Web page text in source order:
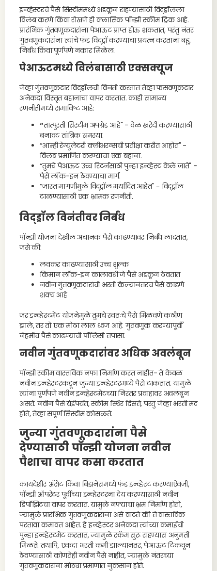
इन्व्हेस्टरचे पैसे सिस्टीममध्ये अडकून राहण्यासाठी विद्ड्रॉलला
विलंब करणे किंवा रोखणे ही क्लासिक पॉन्झी स्कीम ट्रिक आहे.
प्रारंभिक गुंतवणूकदारांना पेआऊट प्राप्त होऊ शकतात, परंतु नंतर
गुंतवणूकदारांना त्यांचे फंड विद्ड्रॉ करण्याचा प्रयत्न करताना बहू,
निर्बंध किंवा पूर्णपणे नकार मिळेल.
पेआऊटमध्ये विलंबासाठी एक्सक्यूज
जेव्हा गुंतवणूकदार विद्ड्रॉलची विनंती करतात तेव्हा फसवणूकदार
अनेकदा विस्तृत बहानाचा वापर करतात. काही सामान्य
रणनीतींमध्ये समाविष्ट आहे:
“तात्पुरती सिस्टीम अपग्रेड आहे" - वेळ खरेदी करण्यासाठी
बनावट तांत्रिक समस्या.
“आम्ही रेग्युलेटरी क्लीअरन्सची प्रतीक्षा करीत आहोत" -
विलंब प्रमाणित करण्याचा एक बहाना.
“तुमचे पेआऊट उच्च रिटर्नसाठी पुन्हा इन्व्हेस्ट केले जाते" -
पैसे लॉक-इन ठेवण्याचा मार्ग.
“जास्त मागणीमुळे विद्ड्रॉल मर्यादित आहेत" - विद्ड्रॉल
टाळण्यासाठी एक भ्रामक रणनीती.
विद्ड्रॉल विनंतीवर निर्बंध
पॉन्झी योजना देखील अचानक पैसे काढण्यावर निर्बंध लादतात,
जसे की:
लवकर काढण्यासाठी उच्च शुल्क
किमान लॉक-इन कालावधी जे पैसे अडकून ठेवतात
नवीन गुंतवणूकदारांची भरती केल्यानंतरच पैसे काढणे
शक्य आहे
जर इन्व्हेस्टमेंट योजनेमुळे तुमचे स्वतःचे पैसे मिळवणे कठीण
झाले, तर तो एक मोठा लाल ध्वज आहे. गुंतवणूक करण्यापूर्वी
नेहमीच पैसे काढण्याची पॉलिसी तपासा.
नवीन गुंतवणूकदारांवर अधिक अवलंबून
पॉन्झी स्कीम वास्तविक नफा निर्माण करत नाहीत- ते केवळ
नवीन इन्व्हेस्टरकडून जुन्या इन्व्हेस्टरमध्ये पैसे टाकतात. यामुळे
त्यांना पूर्णपणे नवीन इन्व्हेस्टमेंटच्या निरंतर प्रवाहावर अवलंबून
असते. नवीन पैसे येईपर्यंत, स्कीम स्थिर दिसते, परंतु जेव्हा भरती मंद
होते, तेव्हा संपूर्ण सिस्टीम कोसळते.
जुन्या गुंतवणूकदारांना पैसे
देण्यासाठी पॉन्झी योजना नवीन
पैशाचा वापर कसा करतात
कायदेशीर ॲसेट किंवा बिझनेसमध्ये फंड इन्व्हेस्ट करण्याऐवजी,
पॉन्झी ऑपरेटर पूर्वीच्या इन्व्हेस्टरना देय करण्यासाठी नवीन
डिपॉझिटचा वापर करतात. यामुळे नफ्याचा भ्रम निर्माण होतो,
ज्यामुळे प्रारंभिक गुंतवणूकदारांना असे वाटते की ते वास्तविक
परतावा कमावत आहेत. हे इन्व्हेस्टर अनेकदा त्यांच्या कमाईची
पुन्हा इन्व्हेस्टमेंट करतात, ज्यामुळे स्कॅम सुरू राहण्यास अनुमती
मिळते. तथापि, एकदा भरती कमी झाल्यानंतर, पेआऊट टिकवून
ठेवण्यासाठी कोणतेही नवीन पैसे नाहीत, ज्यामुळे नंतरच्या
गुंतवणूकदारांना मोठ्या प्रमाणात नुकसान होते.